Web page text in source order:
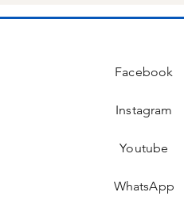
Facebook
Instagram
Youtube
WhatsApp